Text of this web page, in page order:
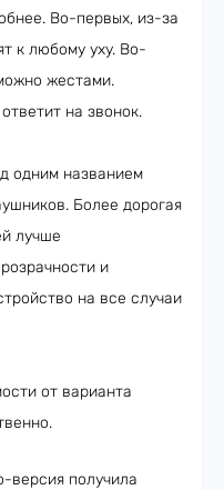
Во-первых, из-за
к любому уху. Во-
жестами.
на звонок.
одним названием
Более дорогая
лучше
и
на все случаи
от варианта
версия получила